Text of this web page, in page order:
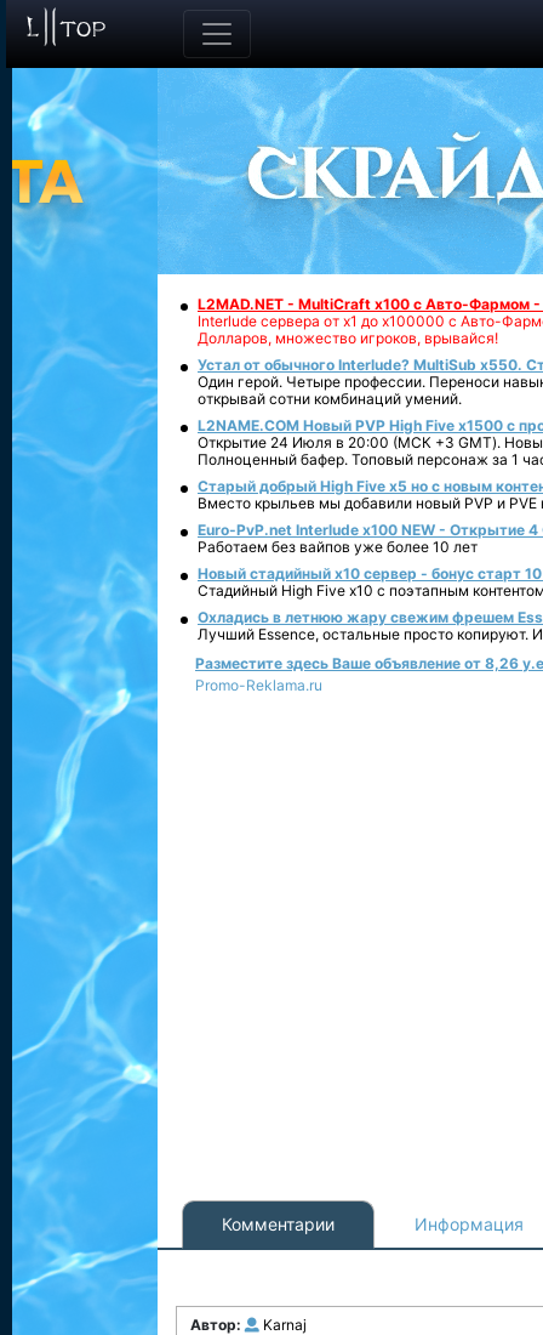
L2MAD.NET - MultiCraft x100 с Авто-Фармом
Interlude сервера от х1 до х100000 с Авто-
Долларов, множество игроков, врывайся!
Устал от обычного Interlude? MultiSub x550.
Один герой. Четыре профессии. Переноси
открывай сотни комбинаций умений.
L2NAME.COM Новый PVP High Five x1500 с
Открытие 24 Июля в 20:00 (МСК +3 GMT).
Полноценный бафер. Топовый персонаж за 1
Старый добрый High Five x5 но с новым
Вместо крыльев мы добавили новый PVP и PVE
Euro-PvP.net Interlude х100 NEW - Открытие 4
Работаем без вайпов уже более 10 лет
Новый стадийный х10 сервер - бонус старт
Стадийный High Five x10 с поэтапным
Охладись в летнюю жару свежим фрешем
Лучший Essence, остальные просто копируют.
Разместите здесь Ваше объявление от 8,26
Promo-Reklama.ru
Комментарии Информация
Автор:
Karnaj